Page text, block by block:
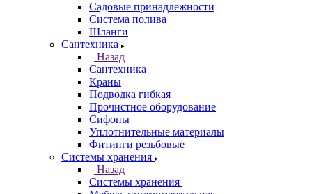
Садовые принадлежности
Система полива
Шланги
Сантехника
Назад
Сантехника
Краны
Подводка гибкая
Прочистное оборудование
Сифоны
Уплотнительные материалы
Фитинги резьбовые
Системы хранения
Назад
Системы хранения